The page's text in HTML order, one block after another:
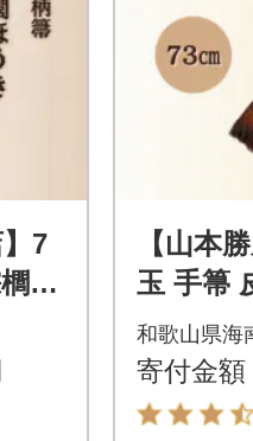
7
ほ
【山本
玉 手箒
うき
和歌山県海
寄付金額